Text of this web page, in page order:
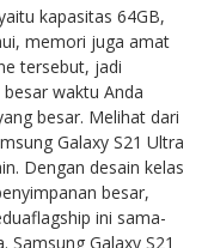
kapasitas 64GB,
memori juga amat
tersebut, jadi
waktu Anda
besar. Melihat dari
Galaxy S21 Ultra
Dengan desain kelas
besar,
ini sama-
Samsung Galaxy S21